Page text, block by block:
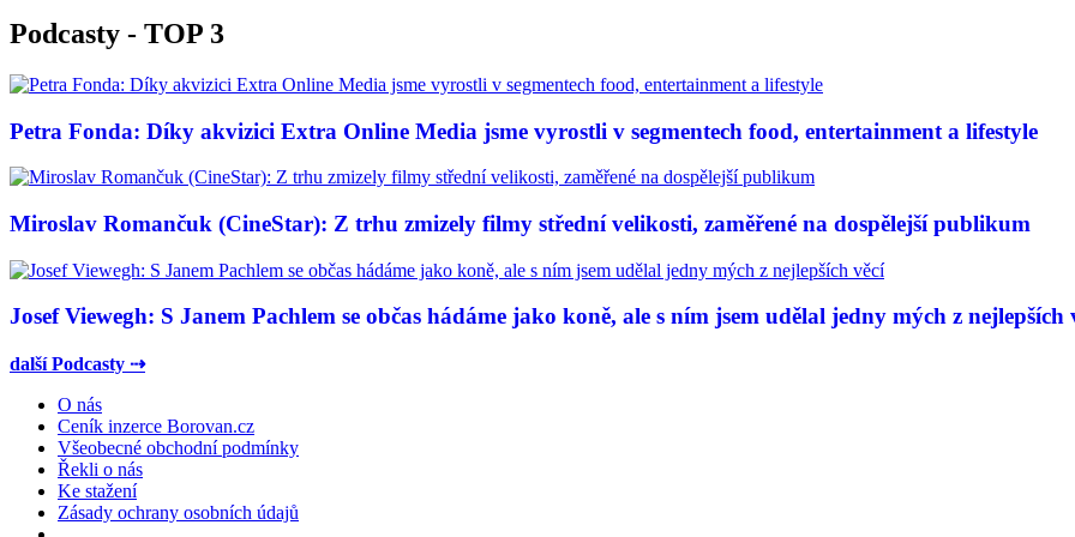
Podcasty - TOP 3
Petra Fonda: Díky akvizici Extra Online Media jsme vyrostli v segmentech food, entertainment a lifestyle
Miroslav Romančuk (CineStar): Z trhu zmizely filmy střední velikosti, zaměřené na dospělejší publikum
Josef Viewegh: S Janem Pachlem se občas hádáme jako koně, ale s ním jsem udělal jedny mých z nejlepších
další Podcasty ⇢
O nás
Ceník inzerce Borovan.cz
Všeobecné obchodní podmínky
Řekli o nás
Ke stažení
Zásady ochrany osobních údajů